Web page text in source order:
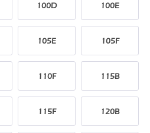
100D 100E
105E 105F
110F 115B
115F 120B